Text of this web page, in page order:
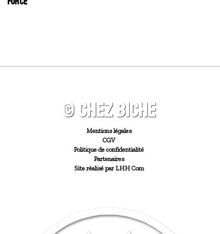
© CHEZ BICHE
Mentions légales
CGV
Politique de confidentialité
Partenaires
Site réalisé par LHH Com